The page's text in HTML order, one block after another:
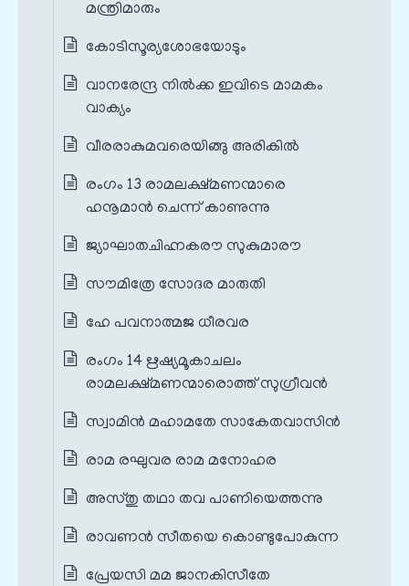
മന്ത്രിമാരും
കോടിസൂര്യശോഭയോടും
വാനരേന്ദ്ര നിൽക്ക ഇവിടെ മാമകം
വാക്യം
വീരരാകുമവരെയിങ്ങു അരികിൽ
രംഗം 13 രാമലക്ഷ്മണന്മാരെ
ഹനൂമാൻ ചെന്ന് കാണുന്നു
ജ്യാഘാതചിഹ്നകരൗ സുകുമാരൗ
സൗമിത്രേ സോദര മാരുതി
ഹേ പവനാത്മജ ധീരവര
രംഗം 14 ഋഷ്യമൂകാചലം
രാമലക്ഷ്മണന്മാരൊത്ത് സുഗ്രീവൻ
സ്വാമിൻ മഹാമതേ സാകേതവാസിൻ
രാമ രഘുവര രാമ മനോഹര
അസ്തു തഥാ തവ പാണിയെത്തന്നു
രാവണൻ സീതയെ കൊണ്ടുപോകുന്ന
പ്രേയസി മമ ജാനകിസീതേ